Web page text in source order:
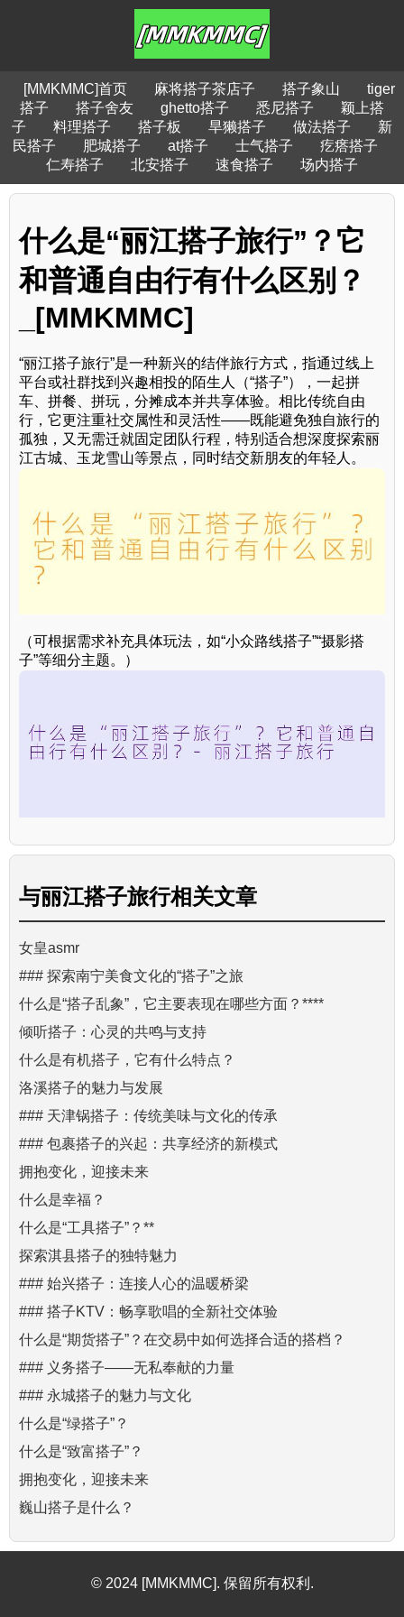
[MMKMMC]首页 麻将搭子茶店子 搭子象山
tiger
搭子
搭子舍友 ghetto搭子 悉尼搭子
颖上搭
子
料理搭子 搭子板 旱獭搭子 做法搭子
新
民搭子
肥城搭子 at搭子 士气搭子
疙瘩搭子
仁寿搭子
北安搭子 速食搭子 场内搭子
什么是“丽江搭子旅行”？它
和普通自由行有什么区别？
_[MMKMMC]
“丽江搭子旅行”是一种新兴的结伴旅行方式，指通过线上
平台或社群找到兴趣相投的陌生人（“搭子”），一起拼
车、拼餐、拼玩，分摊成本并共享体验。相比传统自由
行，它更注重社交属性和灵活性——既能避免独自旅行的
孤独，又无需迁就固定团队行程，特别适合想深度探索丽
江古城、玉龙雪山等景点，同时结交新朋友的年轻人。
（可根据需求补充具体玩法，如“小众路线搭子”“摄影搭
子”等细分主题。）
与丽江搭子旅行相关文章
女皇asmr
### 探索南宁美食文化的“搭子”之旅
什么是“搭子乱象”，它主要表现在哪些方面？****
倾听搭子：心灵的共鸣与支持
什么是有机搭子，它有什么特点？
洛溪搭子的魅力与发展
### 天津锅搭子：传统美味与文化的传承
### 包裹搭子的兴起：共享经济的新模式
拥抱变化，迎接未来
什么是幸福？
什么是“工具搭子”？**
探索淇县搭子的独特魅力
### 始兴搭子：连接人心的温暖桥梁
### 搭子KTV：畅享歌唱的全新社交体验
什么是“期货搭子”？在交易中如何选择合适的搭档？
### 义务搭子——无私奉献的力量
### 永城搭子的魅力与文化
什么是“绿搭子”？
什么是“致富搭子”？
拥抱变化，迎接未来
巍山搭子是什么？
© 2024 [MMKMMC]. 保留所有权利.